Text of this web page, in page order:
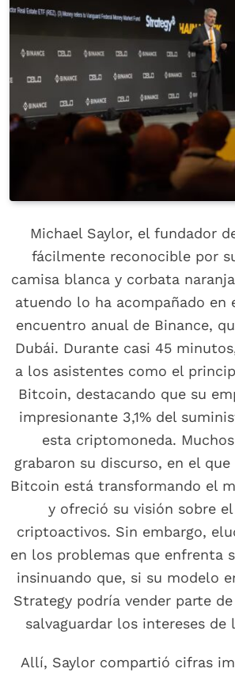
Michael Saylor, el fundador
fácilmente reconocible por
camisa blanca y corbata
atuendo lo ha acompañado en
encuentro anual de Binance,
Dubái. Durante casi 45
a los asistentes como el
Bitcoin, destacando que su
impresionante 3,1% del
esta criptomoneda.
grabaron su discurso, en el
Bitcoin está transformando el
y ofreció su visión sobre
criptoactivos. Sin embargo,
en los problemas que enfrenta
insinuando que, si su modelo
Strategy podría vender parte
salvaguardar los intereses de
Allí, Saylor compartió cifras